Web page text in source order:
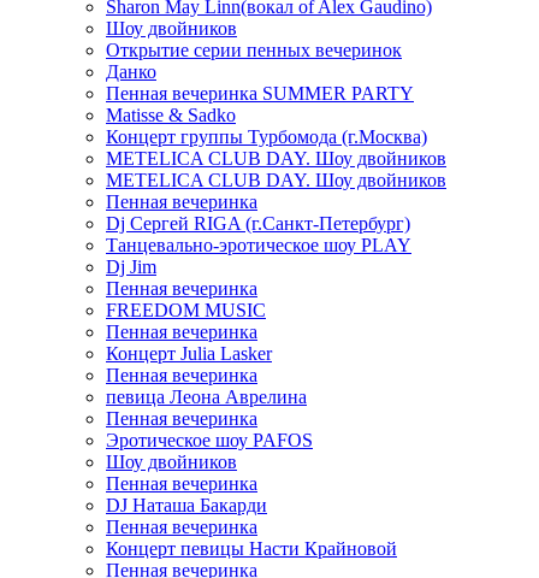
Sharon May Linn(вокал of Alex Gaudino)
Шоу двойников
Открытие серии пенных вечеринок
Данко
Пенная вечеринка SUMMER PARTY
Matisse & Sadko
Концерт группы Турбомода (г.Москва)
METELICA CLUB DAY. Шоу двойников
METELICA CLUB DAY. Шоу двойников
Пенная вечеринка
Dj Сергей RIGA (г.Санкт-Петербург)
Танцевально-эротическое шоу PLAY
Dj Jim
Пенная вечеринка
FREEDOM MUSIC
Пенная вечеринка
Концерт Julia Lasker
Пенная вечеринка
певица Леона Аврелина
Пенная вечеринка
Эротическое шоу PAFOS
Шоу двойников
Пенная вечеринка
DJ Наташа Бакарди
Пенная вечеринка
Концерт певицы Насти Крайновой
Пенная вечеринка